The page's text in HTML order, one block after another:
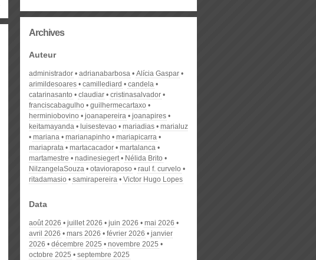
Archives
Auteur
administrador adrianabarbosa
Alícia Gaspar
arimildesoares
camillediard
candela
catarinasanto
claudiar
cristinasalvador
franciscabagulho
guilhermecartaxo
herminiobovino
joanapereira
joanapires
keitamayanda
luisestevao mariadias
marialuz
mariana
marianapinho
mariapicarra
mariaprata
martacacador
martalanca
martamestre
nadinesiegert
Nélida Brito
NilzangelaSouza
otavioraposo
raul f. curvelo
ritadamasio
samirapereira Victor Hugo Lopes
Data
août 2026 juillet 2026 juin 2026
mai 2026
avril 2026
mars 2026 février 2026
janvier
2026
décembre 2025
novembre 2025
octobre 2025
septembre 2025